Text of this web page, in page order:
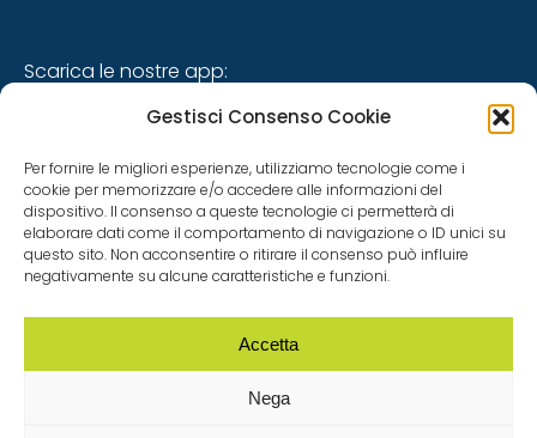
Gestisci Consenso Cookie
Per fornire le migliori esperienze, utilizziamo tecnologie come i
cookie per memorizzare e/o accedere alle informazioni del
dispositivo. Il consenso a queste tecnologie ci permetterà di
elaborare dati come il comportamento di navigazione o ID unici su
questo sito. Non acconsentire o ritirare il consenso può influire
negativamente su alcune caratteristiche e funzioni.
Accetta
Nega
Scarica le nostre app:
Siti tematici